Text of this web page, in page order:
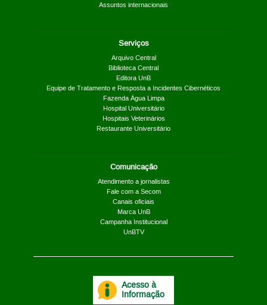
Assuntos internacionais
Serviços
Arquivo Central
Biblioteca Central
Editora UnB
Equipe de Tratamento e Resposta a Incidentes Cibernéticos
Fazenda Água Limpa
Hospital Universitário
Hospitais Veterinários
Restaurante Universitário
Comunicação
Atendimento a jornalistas
Fale com a Secom
Canais oficiais
Marca UnB
Campanha Institucional
UnBTV
Acesso à
Informação